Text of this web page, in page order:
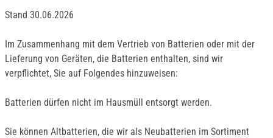
Stand 30.06.2026
Im Zusammenhang mit dem Vertrieb von Batterien oder mit der
Lieferung von Geräten, die Batterien enthalten, sind wir
verpflichtet, Sie auf Folgendes hinzuweisen:
Batterien dürfen nicht im Hausmüll entsorgt werden.
Sie können Altbatterien, die wir als Neubatterien im Sortiment